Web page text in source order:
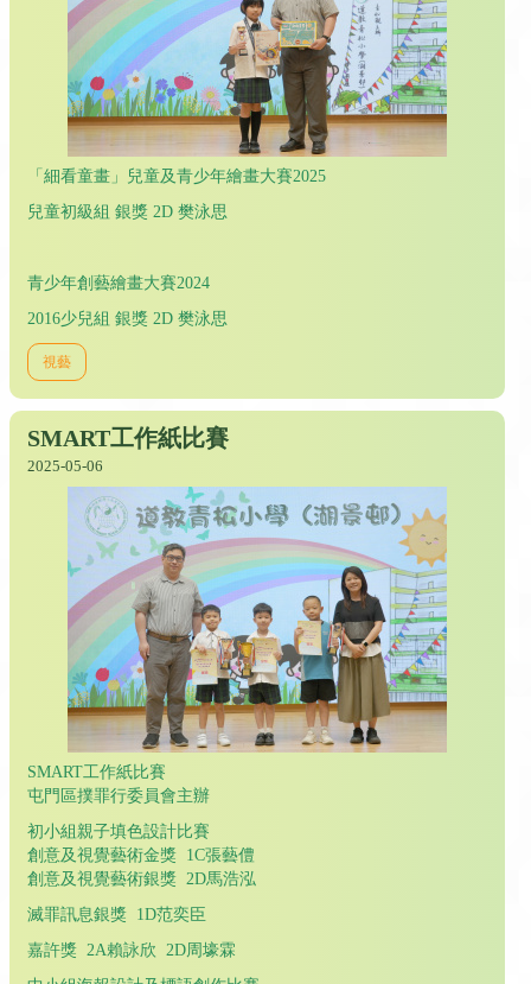
「細看童畫」兒童及青少年繪畫大賽2025
兒童初級組 銀獎 2D 樊泳思
青少年創藝繪畫大賽2024
2016少兒組 銀獎 2D 樊泳思
視藝
SMART工作紙比賽
2025-05-06
SMART工作紙比賽
屯門區撲罪行委員會主辦
初小組親子填色設計比賽
創意及視覺藝術金獎 1C張藝僼
創意及視覺藝術銀獎 2D馬浩泓
滅罪訊息銀獎 1D范奕臣
嘉許獎 2A賴詠欣 2D周壕霖